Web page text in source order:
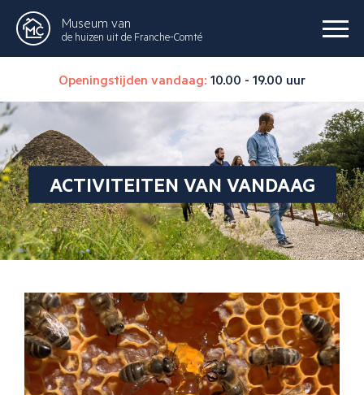
Museum van
de huizen uit de Franche-Comté
Openingstijden vandaag: 10.00 - 19.00 uur
ACTIVITEITEN VAN VANDAAG